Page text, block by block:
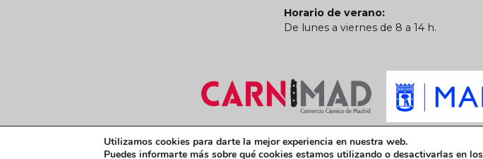
Horario de verano:
De lunes a viernes de 8 a 14 h.
Términos y condiciones legales Política de privacidad Política de cookies
Utilizamos cookies para darte la mejor experiencia en nuestra web.
Puedes informarte más sobre qué cookies estamos utilizando o desactivarlas en los